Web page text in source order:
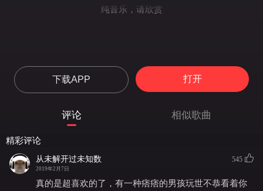
纯音乐，请欣赏
下载APP 打开
评论 相似歌曲
精彩评论
从未解开过未知数
2019年2月7日
545
真的是超喜欢的了，有一种痞痞的男孩玩世不恭看着你